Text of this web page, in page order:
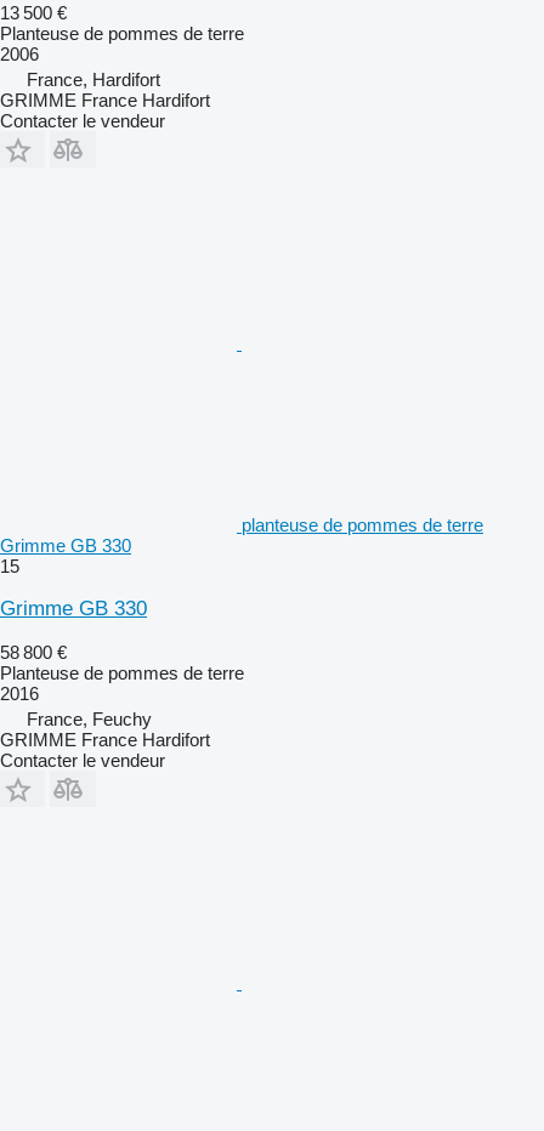
13 500 €
Planteuse de pommes de terre
2006
France, Hardifort
GRIMME France Hardifort
Contacter le vendeur
planteuse de pommes de terre
Grimme GB 330
15
Grimme GB 330
58 800 €
Planteuse de pommes de terre
2016
France, Feuchy
GRIMME France Hardifort
Contacter le vendeur